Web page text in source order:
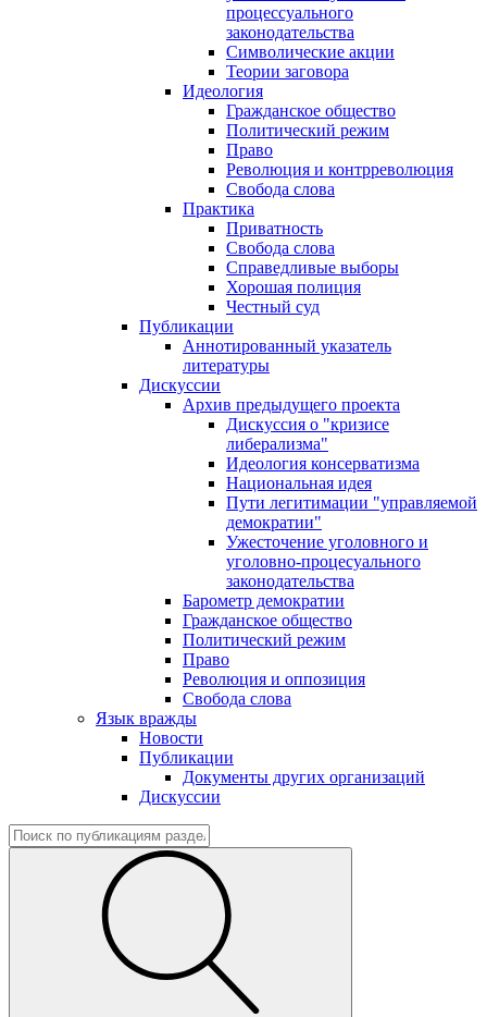
процессуального
законодательства
Символические акции
Теории заговора
Идеология
Гражданское общество
Политический режим
Право
Революция и контрреволюция
Свобода слова
Практика
Приватность
Свобода слова
Справедливые выборы
Хорошая полиция
Честный суд
Публикации
Аннотированный указатель
литературы
Дискуссии
Архив предыдущего проекта
Дискуссия о "кризисе
либерализма"
Идеология консерватизма
Национальная идея
Пути легитимации "управляемой
демократии"
Ужесточение уголовного и
уголовно-процесуального
законодательства
Барометр демократии
Гражданское общество
Политический режим
Право
Революция и оппозиция
Свобода слова
Язык вражды
Новости
Публикации
Документы других организаций
Дискуссии